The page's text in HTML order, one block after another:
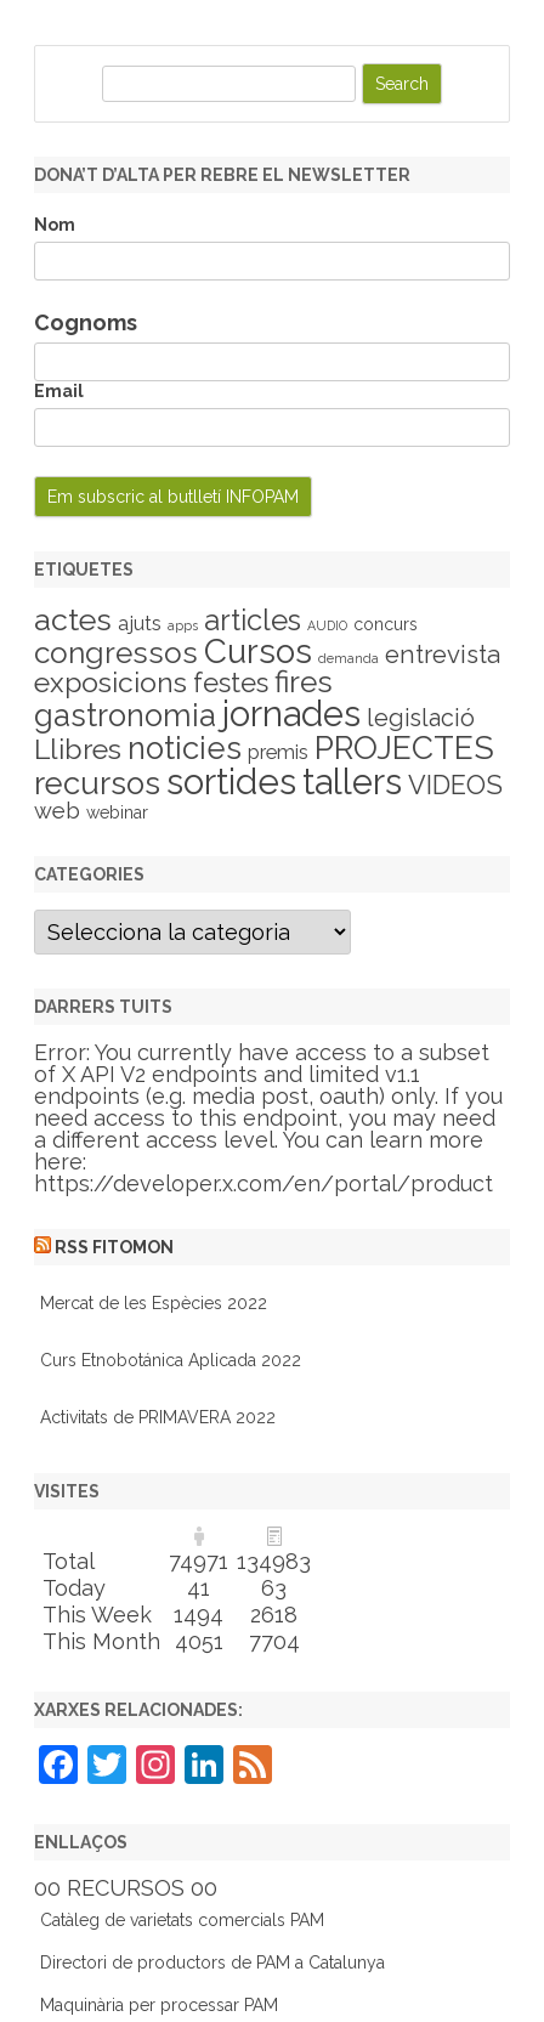
r
h
DONA’T D’ALTA PER REBRE EL NEWSLETTER
Nom
Cognoms
Email
ETIQUETES
actes ajuts apps articles AUDIO concurs
congressos Cursos demanda entrevista
exposicions festesfires
gastronomia jornades legislació
Llibres noticies premis PROJECTES
recursos sortides tallers VIDEOS
web webinar
CATEGORIES
C
t
g
r
i
e
s
DARRERS TUITS
Error: You currently have access to a subset
of X API V2 endpoints and limited v1.1
endpoints (e.g. media post, oauth) only. If you
need access to this endpoint, you may need
a different access level. You can learn more
here:
https://developer.x.com/en/portal/product
RSS FITOMON
Mercat de les Espècies 2022
Curs Etnobotánica Aplicada 2022
Activitats de PRIMAVERA 2022
VISITES
Total 74971 134983
Today
41
63
This Week
1494
2618
This Month
4051 7704
XARXES RELACIONADES:
F
c
e
b
o
o
T
er
In
gr
a
m
Li
dI
n
ENLLAÇOS
00 RECURSOS 00
Catàleg de varietats comercials PAM
Directori de productors de PAM a Catalunya
Maquinària per processar PAM